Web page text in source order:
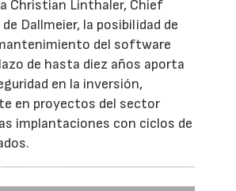
Christian Linthaler, Chief
Dallmeier, la posibilidad de
del software
de hasta diez años aporta
en la inversión,
en proyectos del sector
implantaciones con ciclos de